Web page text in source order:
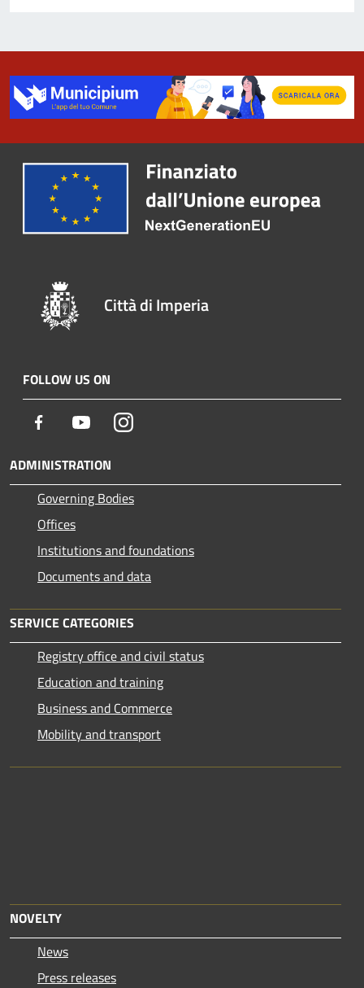
Città di Imperia
FOLLOW US ON
Facebook YoutubeInstagram
ADMINISTRATION
Governing Bodies
Offices
Institutions and foundations
Documents and data
SERVICE CATEGORIES
Registry office and civil status
Education and training
Business and Commerce
Mobility and transport
NOVELTY
News
Press releases